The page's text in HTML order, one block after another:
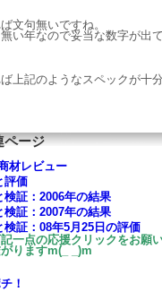
文句無いですね。
い年なので妥当な数字が
上記のようなスペックが十
ページ
材レビュー
評価
証：2006年の結果
証：2007年の結果
証：08年5月25日の評価
一点の応援クリックをお願
りますm(_ _)m
！